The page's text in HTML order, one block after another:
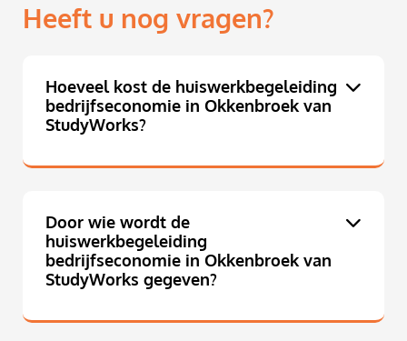
Heeft u nog vragen?
Hoeveel kost de huiswerkbegeleiding
bedrijfseconomie in Okkenbroek van
StudyWorks?
Door wie wordt de
huiswerkbegeleiding
bedrijfseconomie in Okkenbroek van
StudyWorks gegeven?